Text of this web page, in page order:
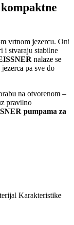
vrtnom jezercu. Oni
i stvaraju stabilne
nalaze se
pa sve do
na otvorenom –
pravilno
pumpama za
Karakteristike